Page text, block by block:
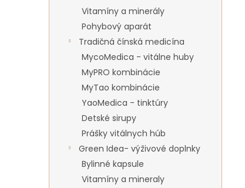
Vitamíny a minerály
Pohybový aparát
Tradičná čínská medicína
MycoMedica - vitálne huby
MyPRO kombinácie
MyTao kombinácie
YaoMedica - tinktúry
Detské sirupy
Prášky vitálnych húb
Green Idea- výživové doplnky
Bylinné kapsule
Vitamíny a mineraly